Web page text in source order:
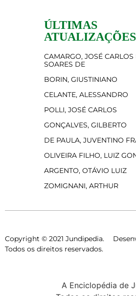
ÚLTIMAS
ATUALIZAÇÕES
CAMARGO, JOSÉ
SOARES DE
BORIN, GIUSTINIANO
CELANTE, ALESSANDRO
POLLI, JOSÉ CARLOS
GONÇALVES, GILBERTO
DE PAULA, JUVENTINO
OLIVEIRA FILHO, LUIZ
ARGENTO, OTÁVIO LUIZ
ZOMIGNANI, ARTHUR
Copyright © 2021 Jundipedia.
Todos os direitos reservados.
A Enciclopédia de